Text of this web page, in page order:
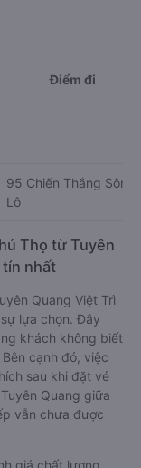
Điểm đi
95 Chiến Thắng Sông
Lô
Thọ từ Tuyên
tín nhất
Quang Việt Trì
lựa chọn. Đây
khách không biết
cạnh đó, việc
sau khi đặt vé
Quang giữa
vẫn chưa được